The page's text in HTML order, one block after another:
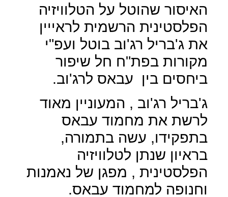
האיסור שהוטל על הטלוויזיה
הפלסטינית הרשמית לראייין
את ג'בריל רג'וב בוטל ועפ"י
מקורות בפת"ח חל שיפור
ביחסים בין עבאס לרג'וב.
ג'בריל רג'וב , המעוניין מאוד
לרשת את מחמוד עבאס
בתפקידו, עשה בתמורה,
בראיון שנתן לטלוויזיה
הפלסטינית , מפגן של נאמנות
וחנופה למחמוד עבאס.